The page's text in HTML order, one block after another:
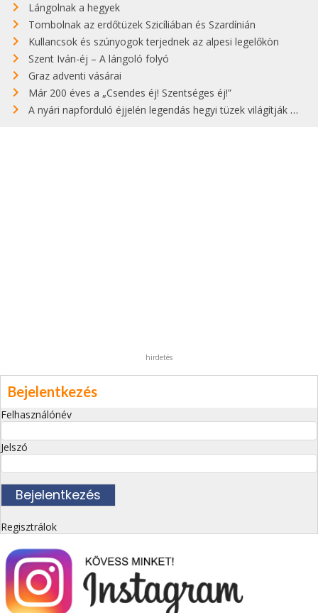
Lángolnak a hegyek
Tombolnak az erdőtüzek Szicíliában és Szardínián
Kullancsok és szúnyogok terjednek az alpesi legelőkön
Szent Iván-éj – A lángoló folyó
Graz adventi vásárai
Már 200 éves a „Csendes éj! Szentséges éj!”
A nyári napforduló éjjelén legendás hegyi tüzek világítják meg Zugspitzét
hirdetés
Bejelentkezés
Felhasználónév
Jelszó
Regisztrálok